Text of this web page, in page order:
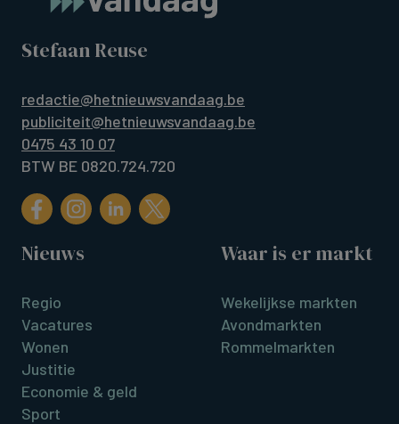
Stefaan Reuse
redactie@hetnieuwsvandaag.be
publiciteit@hetnieuwsvandaag.be
0475 43 10 07
BTW BE 0820.724.720
Nieuws
Regio
Vacatures
Wonen
Justitie
Economie & geld
Sport
Waar is er markt
Wekelijkse markten
Avondmarkten
Rommelmarkten